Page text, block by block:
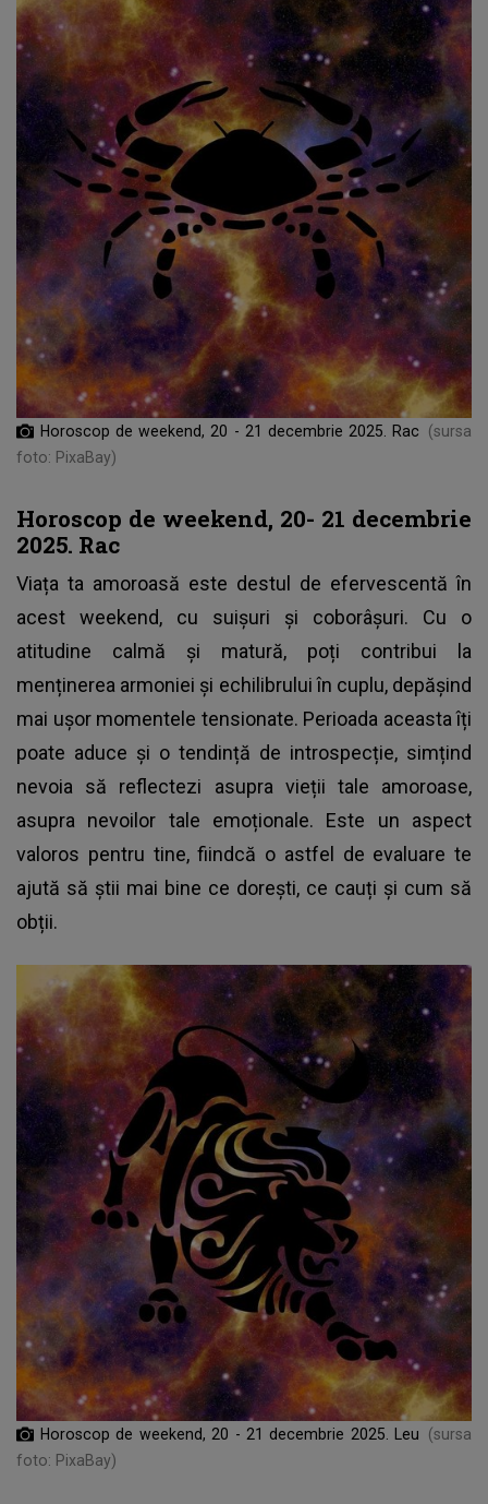
Horoscop de weekend, 20 - 21 decembrie 2025. Rac
(sursa
foto: PixaBay)
Horoscop de weekend, 20- 21 decembrie
2025. Rac
Viața ta amoroasă este destul de efervescentă în
acest weekend, cu suișuri și coborâșuri. Cu o
atitudine calmă și matură, poți contribui la
menținerea armoniei și echilibrului în cuplu, depășind
mai ușor momentele tensionate. Perioada aceasta îți
poate aduce și o tendință de introspecție, simțind
nevoia să reflectezi asupra vieții tale amoroase,
asupra nevoilor tale emoționale. Este un aspect
valoros pentru tine, fiindcă o astfel de evaluare te
ajută să știi mai bine ce dorești, ce cauți și cum să
obții.
Horoscop de weekend, 20 - 21 decembrie 2025. Leu
(sursa
foto: PixaBay)